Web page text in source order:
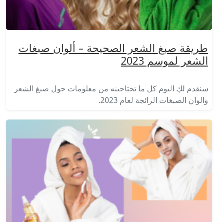
طريقة صبغ الشعر الصحيحة – ألوان صبغات
الشعر لموسم 2023
سنقدم لكِ اليوم كل ما تحتاجينه من معلومات حول صبغ الشعر
والوان الصبغات الرائجة لعام 2023.